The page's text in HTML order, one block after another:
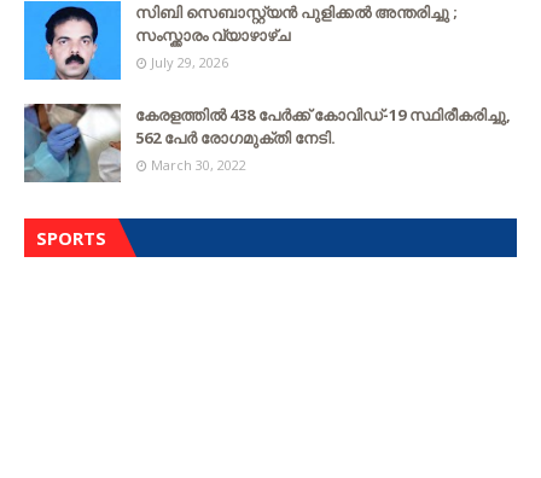
സിബി സെബാസ്റ്റ്യന്‍ പുളിക്കല്‍ അന്തരിച്ചു ;
സംസ്ക്കാരം വ്യാഴാഴ്ച
July 29, 2026
കേരളത്തില്‍ 438 പേര്‍ക്ക് കോവിഡ്-19 സ്ഥിരീകരിച്ചു,
562 പേര്‍ രോഗമുക്തി നേടി.
March 30, 2022
SPORTS